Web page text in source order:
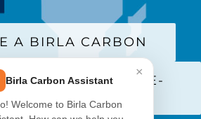
A BIRLA CARBON
NOSSA LISTA DE E-
×
Birla Carbon Assistant
Welcome to Birla Carbon